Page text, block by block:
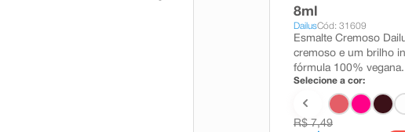
8ml
DailusCód: 31609
Esmalte Cremoso
cremoso e um brilho
fórmula 100% vegana.
Selecione a cor:
R$ 7,49